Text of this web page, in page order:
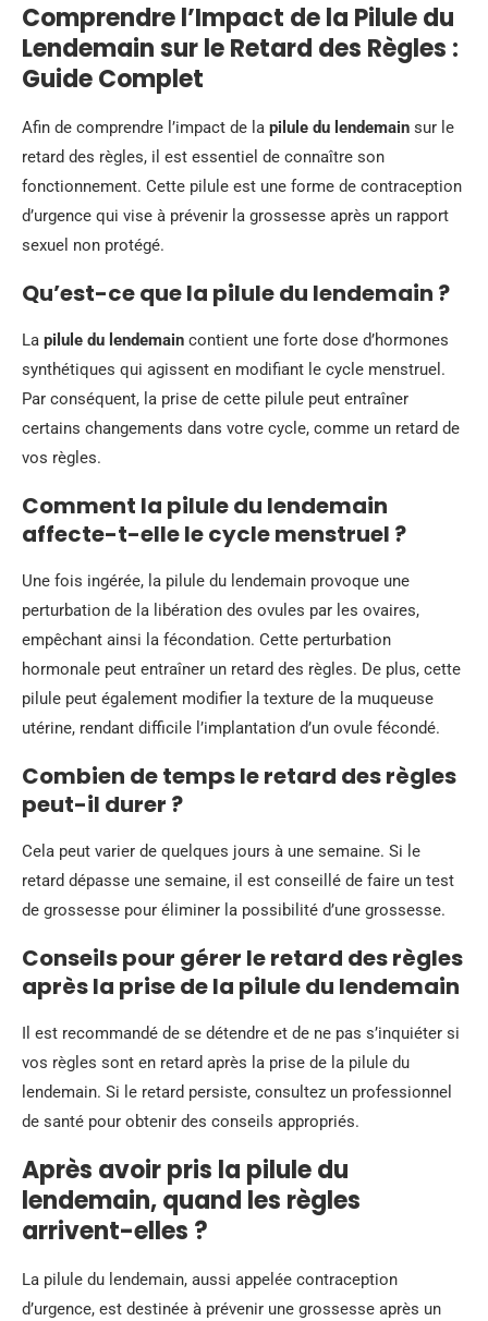
Comprendre l’Impact de la Pilule du
Lendemain sur le Retard des Règles :
Guide Complet
Afin de comprendre l’impact de la pilule du lendemain sur le
retard des règles, il est essentiel de connaître son
fonctionnement. Cette pilule est une forme de contraception
d’urgence qui vise à prévenir la grossesse après un rapport
sexuel non protégé.
Qu’est-ce que la pilule du lendemain ?
La pilule du lendemain contient une forte dose d’hormones
synthétiques qui agissent en modifiant le cycle menstruel.
Par conséquent, la prise de cette pilule peut entraîner
certains changements dans votre cycle, comme un retard de
vos règles.
Comment la pilule du lendemain
affecte-t-elle le cycle menstruel ?
Une fois ingérée, la pilule du lendemain provoque une
perturbation de la libération des ovules par les ovaires,
empêchant ainsi la fécondation. Cette perturbation
hormonale peut entraîner un retard des règles. De plus, cette
pilule peut également modifier la texture de la muqueuse
utérine, rendant difficile l’implantation d’un ovule fécondé.
Combien de temps le retard des règles
peut-il durer ?
Cela peut varier de quelques jours à une semaine. Si le
retard dépasse une semaine, il est conseillé de faire un test
de grossesse pour éliminer la possibilité d’une grossesse.
Conseils pour gérer le retard des règles
après la prise de la pilule du lendemain
Il est recommandé de se détendre et de ne pas s’inquiéter si
vos règles sont en retard après la prise de la pilule du
lendemain. Si le retard persiste, consultez un professionnel
de santé pour obtenir des conseils appropriés.
Après avoir pris la pilule du
lendemain, quand les règles
arrivent-elles ?
La pilule du lendemain, aussi appelée contraception
d’urgence, est destinée à prévenir une grossesse après un